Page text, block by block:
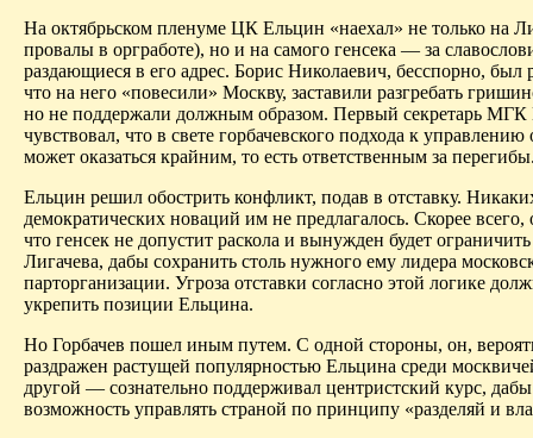
На октябрьском пленуме ЦК Ельцин «наехал» не только на
провалы в оргработе), но и на самого генсека — за
раздающиеся в его адрес. Борис Николаевич, бесспорно, был
что на него «повесили» Москву, заставили разгребать
но не поддержали должным образом. Первый секретарь
чувствовал, что в свете горбачевского подхода к управлению
может оказаться крайним, то есть ответственным за
Ельцин решил обострить конфликт, подав в отставку.
демократических новаций им не предлагалось. Скорее
что генсек не допустит раскола и вынужден будет
Лигачева, дабы сохранить столь нужного ему лидера
парторганизации. Угроза отставки согласно этой логике
укрепить позиции Ельцина.
Но Горбачев пошел иным путем. С одной стороны, он,
раздражен растущей популярностью Ельцина среди
другой — сознательно поддерживал центристский курс,
возможность управлять страной по принципу «разделяй и